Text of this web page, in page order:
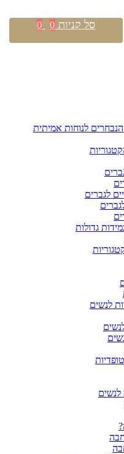
לנוחות אמיתית
לגברים
גדולות
לנשים
לנשים
סל קניות 0
0